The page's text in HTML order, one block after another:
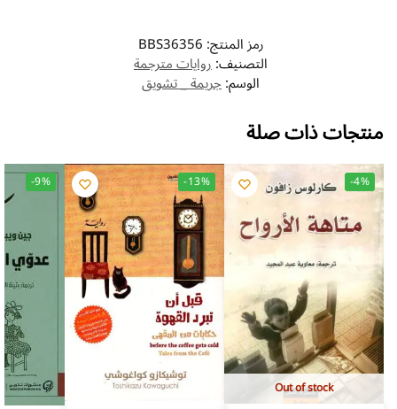
رمز المنتج:BBS36356
التصنيف:روايات مترجمة
الوسم:جريمة _ تشويق
منتجات ذات صلة
-4%
Out of stock
-13%
-9%